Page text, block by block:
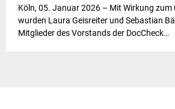
Köln, 05. Januar 2026 – Mit Wirkung
wurden Laura Geisreiter und Sebastian
Mitglieder des Vorstands der DocCheck…